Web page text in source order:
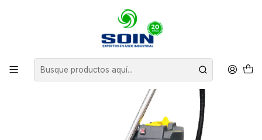
ASPIRADORA POLVO AGUA 30 L SOIN